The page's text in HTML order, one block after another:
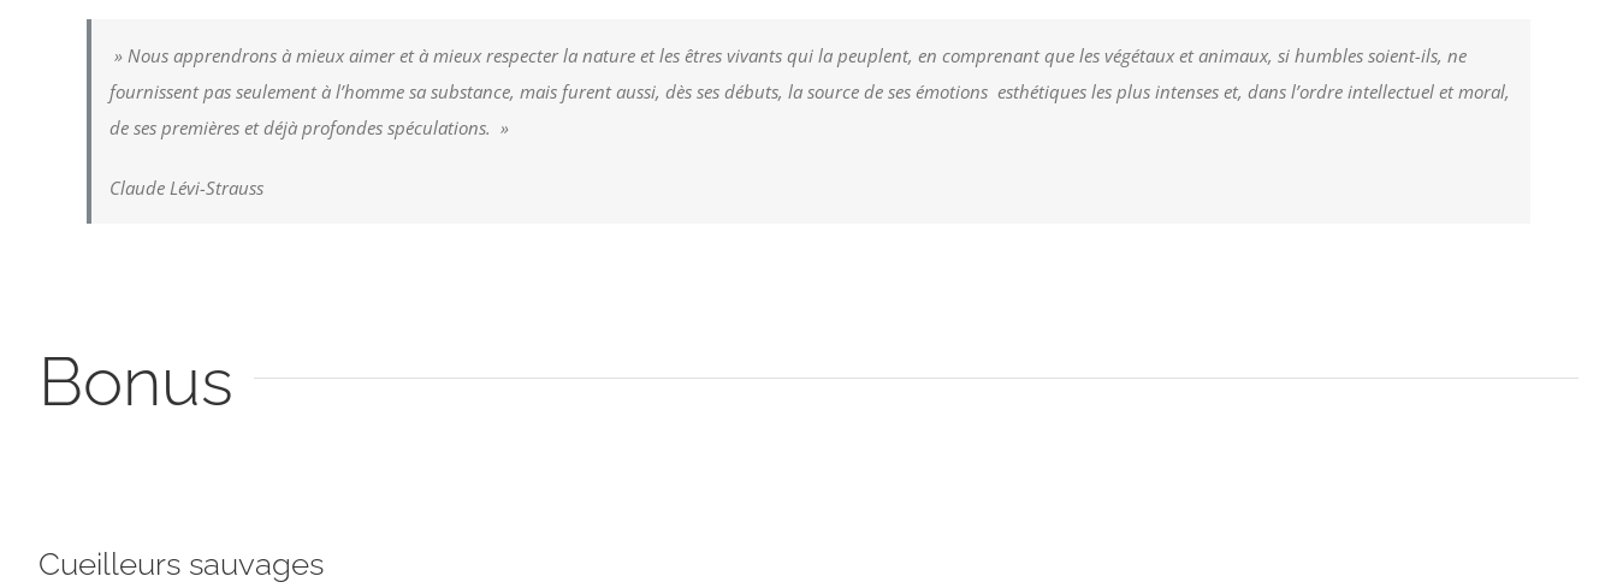
» Nous apprendrons à mieux aimer et à mieux respecter la nature et les êtres vivants qui la peuplent, en comprenant que les végétaux et animaux, si humbles soient-ils, ne
fournissent pas seulement à l’homme sa substance, mais furent aussi, dès ses débuts, la source de ses émotions esthétiques les plus intenses et, dans l’ordre intellectuel et moral,
de ses premières et déjà profondes spéculations. »
Claude Lévi-Strauss
Bonus
Cueilleurs sauvages